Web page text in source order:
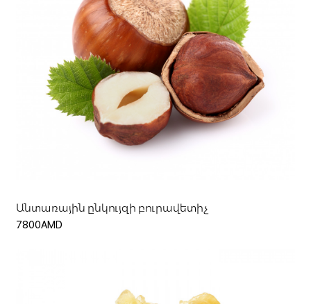
Անտառային ընկույզի բուրավետիչ
7800AMD
Ավելացնել զամբյուղ